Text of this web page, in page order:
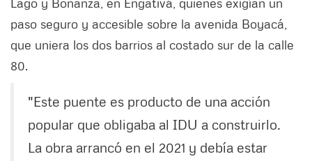
paso seguro y accesible sobre la avenida Boyacá,
que uniera los dos barrios al costado sur de la calle
80.
"Este puente es producto de una acción
popular que obligaba al IDU a construirlo.
La obra arrancó en el 2021 y debía estar